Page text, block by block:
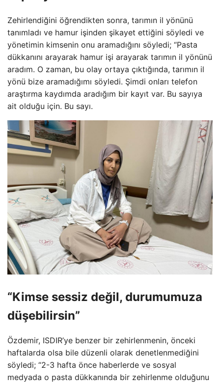
Zehirlendiğini öğrendikten sonra, tarımın il yönünü
tanımladı ve hamur işinden şikayet ettiğini söyledi ve
yönetimin kimsenin onu aramadığını söyledi; “Pasta
dükkanını arayarak hamur işi arayarak tarımın il yönünü
aradım. O zaman, bu olay ortaya çıktığında, tarımın il
yönü bize aramadığımı söyledi. Şimdi onları telefon
araştırma kaydımda aradığım bir kayıt var. Bu sayıya
ait olduğu için. Bu sayı.
“Kimse sessiz değil, durumumuza
düşebilirsin”
Özdemir, ISDIR’ye benzer bir zehirlenmenin, önceki
haftalarda olsa bile düzenli olarak denetlenmediğini
söyledi; “2-3 hafta önce haberlerde ve sosyal
medyada o pasta dükkanında bir zehirlenme olduğunu